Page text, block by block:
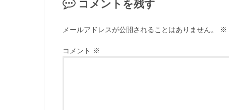
コメントを残す
メールアドレスが公開されることはありません。 ※
コメント ※